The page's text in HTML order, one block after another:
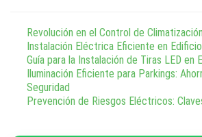
Revolución en el Control de
Instalación Eléctrica Eficiente en
Guía para la Instalación de Tiras LED en
Iluminación Eficiente para Parkings:
Seguridad
Prevención de Riesgos Eléctricos: